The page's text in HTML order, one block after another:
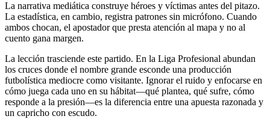
La narrativa mediática construye héroes y víctimas antes del pitazo.
La estadística, en cambio, registra patrones sin micrófono. Cuando
ambos chocan, el apostador que presta atención al mapa y no al
cuento gana margen.
La lección trasciende este partido. En la Liga Profesional abundan
los cruces donde el nombre grande esconde una producción
futbolística mediocre como visitante. Ignorar el ruido y enfocarse en
cómo juega cada uno en su hábitat—qué plantea, qué sufre, cómo
responde a la presión—es la diferencia entre una apuesta razonada y
un capricho con escudo.